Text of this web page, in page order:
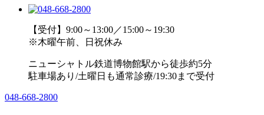
【受付】9:00～13:00／15:00～19:30
※木曜午前、日祝休み
ニューシャトル鉄道博物館駅から徒歩約5分
駐車場あり/土曜日も通常診療/19:30まで受付
048-668-2800